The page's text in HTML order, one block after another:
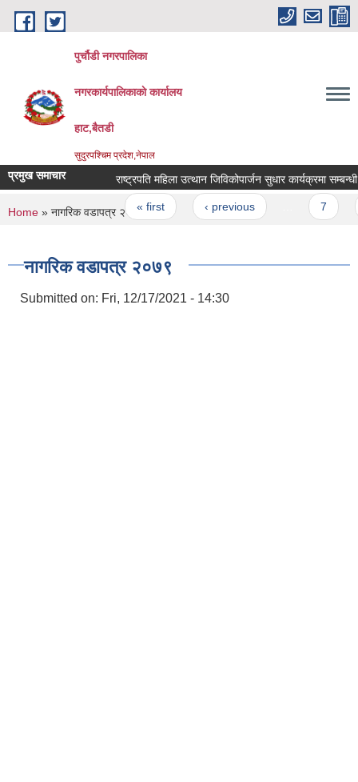
Skip to main content
पुर्चौडी नगरपालिका
नगरकार्यपालिकाकाे कार्यालय
हाट,बैतडी
सुदुरपश्चिम प्रदेश,नेपाल
प्रमुख समाचार राष्ट्रपति महिला उत्थान जिविकोपार्जन सुधार कार्यक्रमा सम्बन्धी
Pages
« first ‹ previous
You are here
Home » नागरिक वडापत्र २०७९
नागरिक वडापत्र २०७९
Submitted on: Fri, 12/17/2021 - 14:30